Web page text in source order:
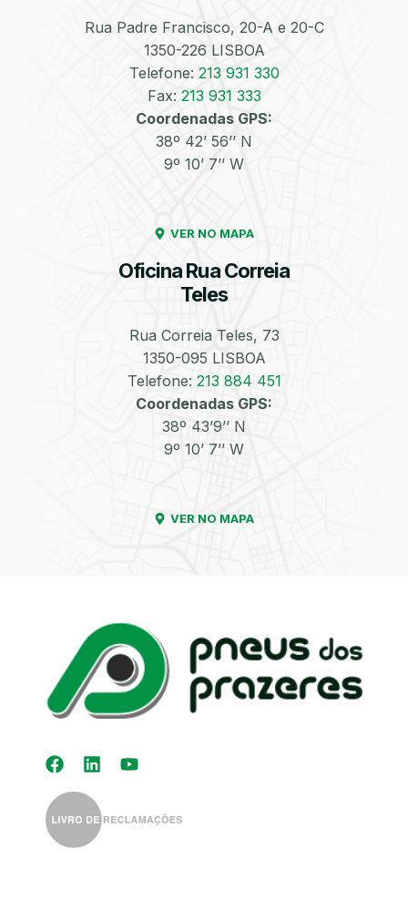
Rua Padre Francisco, 20-A e 20-C
1350-226 LISBOA
Telefone: 213 931 330
Fax: 213 931 333
Coordenadas GPS:
38º 42’ 56’’ N
9º 10’ 7’’ W
VER NO MAPA
Oficina Rua Correia
Teles
Rua Correia Teles, 73
1350-095 LISBOA
Telefone: 213 884 451
Coordenadas GPS:
38º 43’9’’ N
9º 10’ 7’’ W
VER NO MAPA
Enchimento de
Azoto/Nitrogénio
Pneus e Jantes
Rodas
Jantes
Kit Distribuição
Diagnóstico
Auto-Rádios